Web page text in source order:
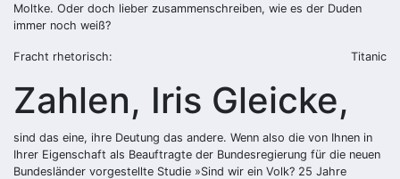
Moltke. Oder doch lieber zusammenschreiben, wie es der Duden
immer noch weiß?
Fracht rhetorisch: Titanic
Zahlen, Iris Gleicke,
sind das eine, ihre Deutung das andere. Wenn also die von Ihnen in
Ihrer Eigenschaft als Beauftragte der Bundesregierung für die neuen
Bundesländer vorgestellte Studie »Sind wir ein Volk? 25 Jahre